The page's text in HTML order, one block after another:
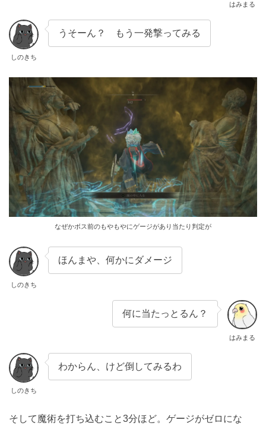
はみまる
しのきち
うそーん？ もう一発撃ってみる
なぜかボス前のもやもやにゲージがあり当たり判定が
しのきち
ほんまや、何かにダメージ
はみまる
何に当たっとるん？
しのきち
わからん、けど倒してみるわ
そして魔術を打ち込むこと3分ほど。ゲージがゼロにな